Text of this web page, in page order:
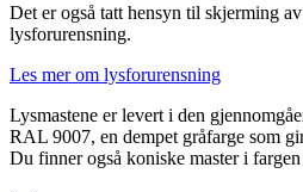
Det er også tatt hensyn til skjerming
lysforurensning.
Les mer om lysforurensning
Lysmastene er levert i den
RAL 9007, en dempet gråfarge som
Du finner også koniske master i